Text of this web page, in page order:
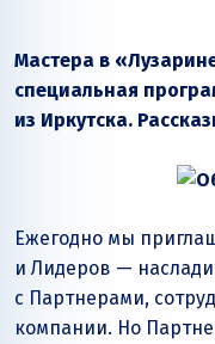
Мастера в
специальная
из Иркутска.
Ежегодно мы
и Лидеров —
с Партнерами,
компании. Но